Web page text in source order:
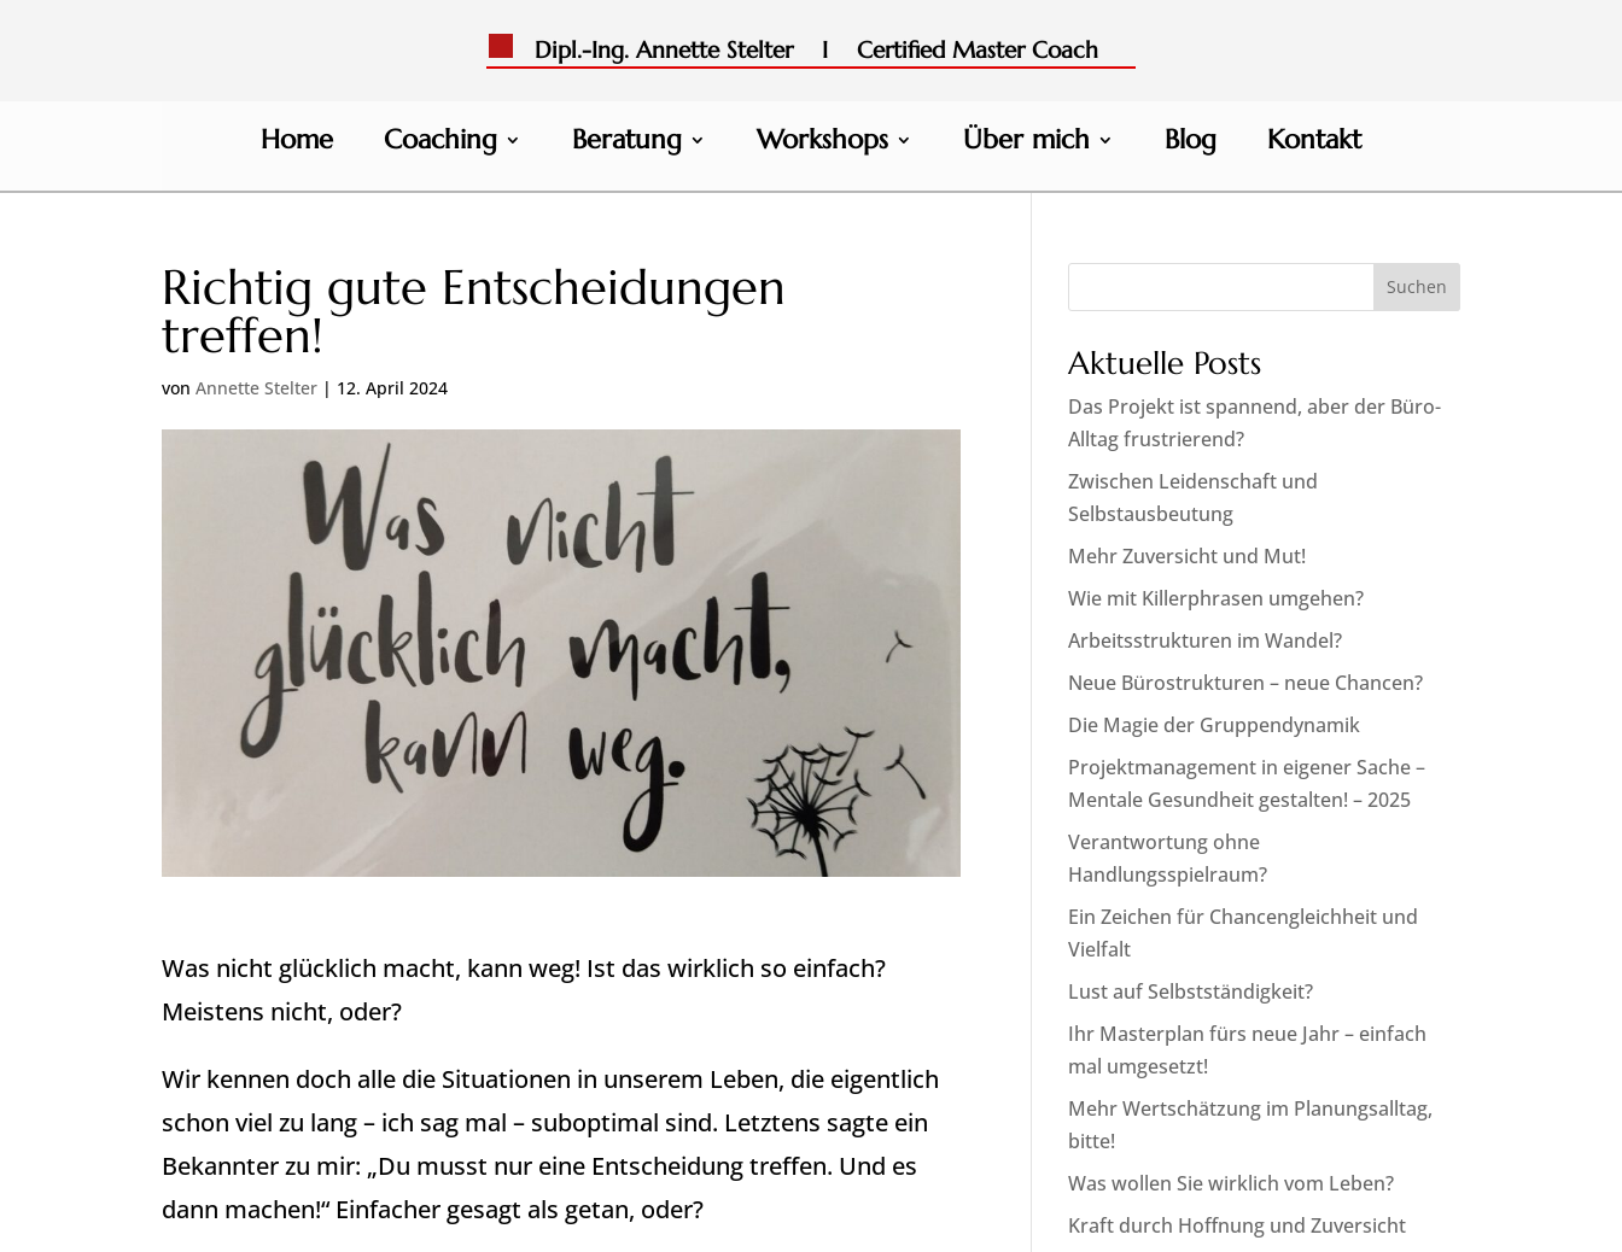
Dipl.-Ing. Annette Stelter I Certified Master Coach
Home Coaching Beratung Workshops Über mich Blog Kontakt
Richtig gute Entscheidungen
treffen!
vonAnnette Stelter | 12. April 2024
Was nicht glücklich macht, kann weg! Ist das wirklich so einfach?
Meistens nicht, oder?
Wir kennen doch alle die Situationen in unserem Leben, die eigentlich
schon viel zu lang – ich sag mal – suboptimal sind. Letztens sagte ein
Bekannter zu mir: „Du musst nur eine Entscheidung treffen. Und es
dann machen!“ Einfacher gesagt als getan, oder?
Suchen
Aktuelle Posts
Das Projekt ist spannend, aber der Büro-
Alltag frustrierend?
Zwischen Leidenschaft und
Selbstausbeutung
Mehr Zuversicht und Mut!
Wie mit Killerphrasen umgehen?
Arbeitsstrukturen im Wandel?
Neue Bürostrukturen – neue Chancen?
Die Magie der Gruppendynamik
Projektmanagement in eigener Sache –
Mentale Gesundheit gestalten! – 2025
Verantwortung ohne
Handlungsspielraum?
Ein Zeichen für Chancengleichheit und
Vielfalt
Lust auf Selbstständigkeit?
Ihr Masterplan fürs neue Jahr – einfach
mal umgesetzt!
Mehr Wertschätzung im Planungsalltag,
bitte!
Was wollen Sie wirklich vom Leben?
Kraft durch Hoffnung und Zuversicht